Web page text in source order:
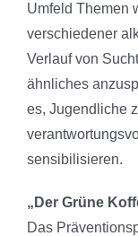
Umfeld Themen
verschiedener
Verlauf von
ähnliches
es, Jugendliche
sensibilisieren.
„Der Grüne
Das